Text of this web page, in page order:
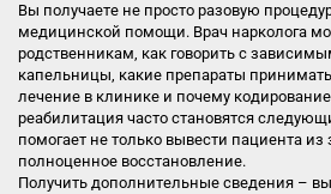
Вы получаете не просто разовую
медицинской помощи. Врач нарколога
родственникам, как говорить с
капельницы, какие препараты
лечение в клинике и почему
реабилитация часто становятся
помогает не только вывести пациента из
полноценное восстановление.
Получить дополнительные сведения –